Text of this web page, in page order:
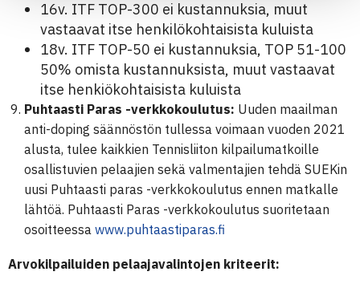
16v. ITF TOP-300 ei kustannuksia, muut
vastaavat itse henkilökohtaisista kuluista
18v. ITF TOP-50 ei kustannuksia, TOP 51-100
50% omista kustannuksista, muut vastaavat
itse henkiökohtaisista kuluista
Puhtaasti Paras -verkkokoulutus: Uuden maailman
anti-doping säännöstön tullessa voimaan vuoden 2021
alusta, tulee kaikkien Tennisliiton kilpailumatkoille
osallistuvien pelaajien sekä valmentajien tehdä SUEKin
uusi Puhtaasti paras -verkkokoulutus ennen matkalle
lähtöä. Puhtaasti Paras -verkkokoulutus suoritetaan
osoitteessa www.puhtaastiparas.fi
Arvokilpailuiden pelaajavalintojen kriteerit: